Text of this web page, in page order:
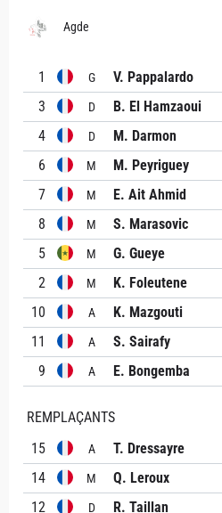
Agde
1 G
V. Pappalardo
3
D
B. El Hamzaoui
4
D
M. Darmon
6
M M. Peyriguey
7 M
E. Ait Ahmid
8
M
S. Marasovic
5
M
G. Gueye
2
M K. Foleutene
10 A K. Mazgouti
11 A S. Sairafy
9 A E. Bongemba
REMPLAÇANTS
15
A T. Dressayre
14 M Q. Leroux
12 D R. Taillan